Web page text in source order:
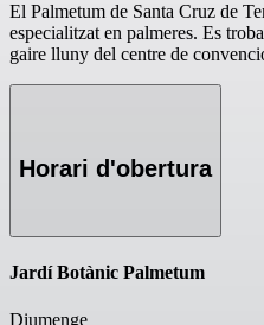
El Palmetum de Santa Cruz de
especialitzat en palmeres. Es
gaire lluny del centre de
Horari d'obertura
Jardí Botànic Palmetum
Diumenge